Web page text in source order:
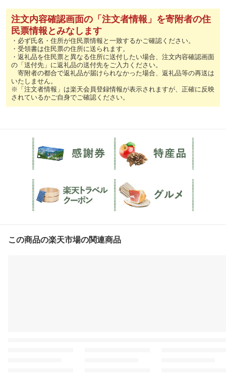
注文内容確認画面の「注文者情報」を寄附者の住
民票情報とみなします
・必ず氏名・住所が住民票情報と一致するかご確認ください。
・受領書は住民票の住所に送られます。
・返礼品を住民票と異なる住所に送付したい場合、注文内容確認画面
の「送付先」に返礼品の送付先をご入力ください。
寄附者の都合で返礼品が届けられなかった場合、返礼品等の再送は
いたしません。
※「注文者情報」は楽天会員登録情報が表示されますが、正確に反映
されているかご自身でご確認ください。
この商品の楽天市場の関連商品